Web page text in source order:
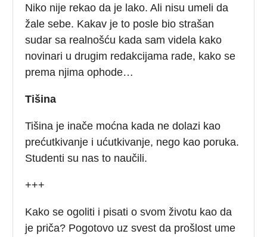
Niko nije rekao da je lako. Ali nisu umeli da
žale sebe. Kakav je to posle bio strašan
sudar sa realnošću kada sam videla kako
novinari u drugim redakcijama rade, kako se
prema njima ophode…
Tišina
Tišina je inače moćna kada ne dolazi kao
prećutkivanje i ućutkivanje, nego kao poruka.
Studenti su nas to naučili.
+++
Kako se ogoliti i pisati o svom životu kao da
je priča? Pogotovo uz svest da prošlost ume